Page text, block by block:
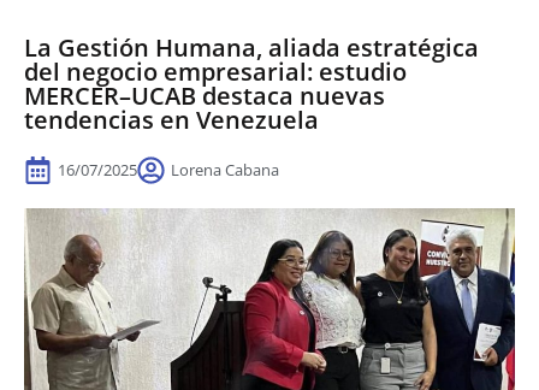
La Gestión Humana, aliada estratégica
del negocio empresarial: estudio
MERCER–UCAB destaca nuevas
tendencias en Venezuela
16/07/2025 Lorena Cabana